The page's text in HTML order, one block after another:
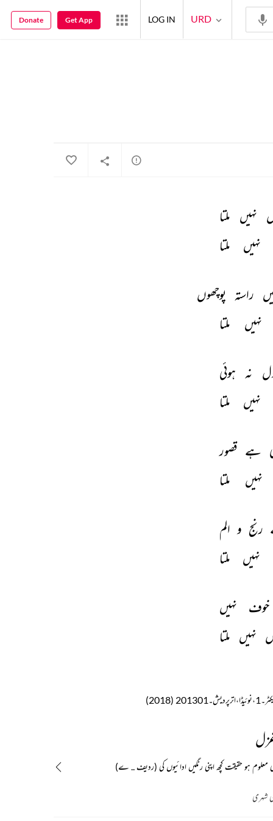
نہیں ملتا
نہیں ملتا
راستہ پوچھوں
نہیں
ملتا
نہ ہوئی
نہیں ملتا
ہے قصور
نہیں
ملتا
رنج و الم
نہیں ملتا
خوف
نہیں
نہیں ملتا
معلوم ہو حقیقت کچھ اپنی رنگیں ادائیوں کی (ردیف .. ے)
شہری
URD
LOG IN
Get App
Donate